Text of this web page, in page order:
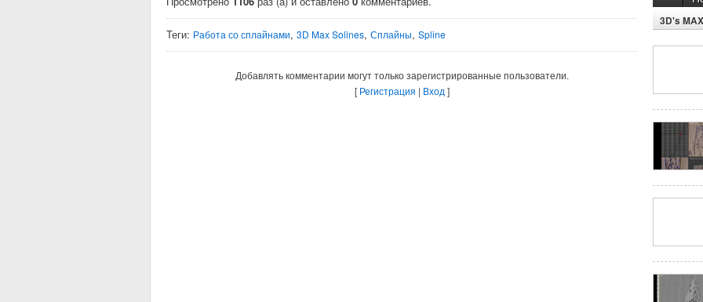
Теги: Работа со сплайнами, 3D Max Solines, Сплайны, Spline
Добавлять комментарии могут только зарегистрированные пользователи.
[ Регистрация | Вход ]
3D's MAX